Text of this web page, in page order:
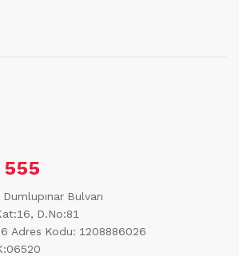
Dumlupınar Bulvarı
D.No:81
Adres Kodu: 1208886026